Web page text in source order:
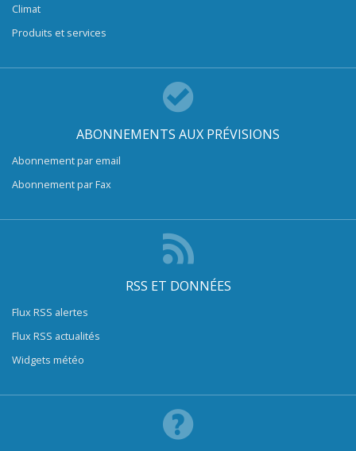
Climat
Produits et services
ABONNEMENTS AUX PRÉVISIONS
Abonnement par email
Abonnement par Fax
RSS ET DONNÉES
Flux RSS alertes
Flux RSS actualités
Widgets météo